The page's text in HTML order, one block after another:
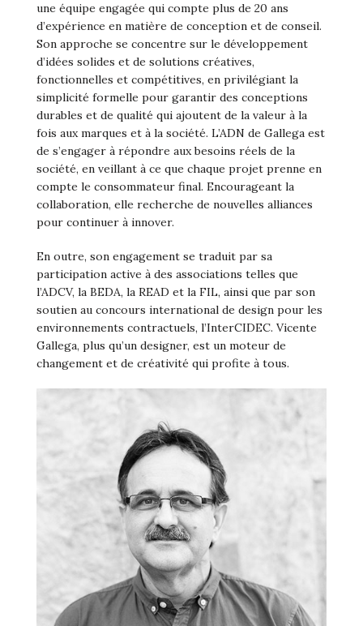
une équipe engagée qui compte plus de 20 ans
d’expérience en matière de conception et de conseil.
Son approche se concentre sur le développement
d’idées solides et de solutions créatives,
fonctionnelles et compétitives, en privilégiant la
simplicité formelle pour garantir des conceptions
durables et de qualité qui ajoutent de la valeur à la
fois aux marques et à la société. L’ADN de Gallega est
de s’engager à répondre aux besoins réels de la
société, en veillant à ce que chaque projet prenne en
compte le consommateur final. Encourageant la
collaboration, elle recherche de nouvelles alliances
pour continuer à innover.
En outre, son engagement se traduit par sa
participation active à des associations telles que
l’ADCV, la BEDA, la READ et la FIL, ainsi que par son
soutien au concours international de design pour les
environnements contractuels, l’InterCIDEC. Vicente
Gallega, plus qu’un designer, est un moteur de
changement et de créativité qui profite à tous.